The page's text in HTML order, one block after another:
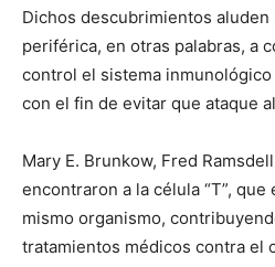
Dichos descubrimientos
periférica, en otras palabras, a
control el sistema
con el fin de evitar que ataque
Mary E. Brunkow, Fred
encontraron a la célula “T”, que
mismo organismo,
tratamientos médicos contra el